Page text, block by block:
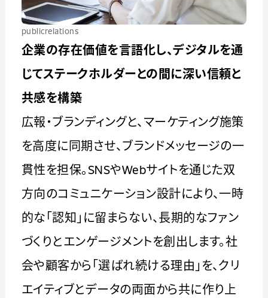
publicrelations
企業の存在価値を言語化し、デジタルを通
じてステークホルダーとの間に深い信頼と
共感を構築
広報・ブランディングと、マーケティング施策
を高度に同期させ、ブランドメッセージの一
貫性を担保。SNSやWebサイトを通じた双
方向のコミュニケーション設計により、一時
的な「認知」に留まらない、長期的なファン
づくりとエンゲージメントを創出します。社
会や顧客から「選ばれ続ける理由」を、クリ
エイティブとデータの両面から共に作り上